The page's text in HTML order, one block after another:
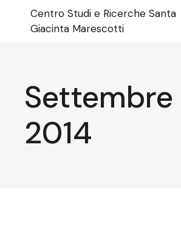
Centro Studi e Ricerche Santa
Giacinta Marescotti
Settembre
2014